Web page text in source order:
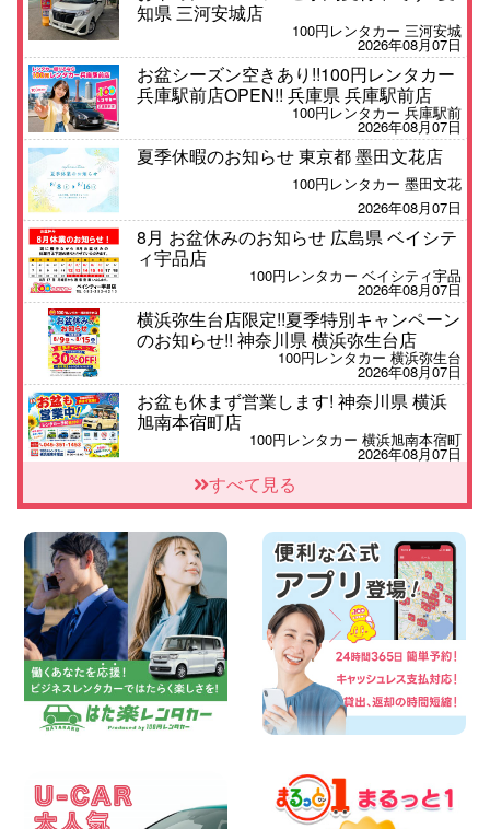
知県 三河安城店
100円レンタカー 三河安城
2026年08月07日
お盆シーズン空きあり!!100円レンタカー
兵庫駅前店OPEN!! 兵庫県 兵庫駅前店
100円レンタカー 兵庫駅前
2026年08月07日
夏季休暇のお知らせ 東京都 墨田文花店
100円レンタカー 墨田文花
2026年08月07日
8月 お盆休みのお知らせ 広島県 ベイシテ
ィ宇品店
100円レンタカー ベイシティ宇品
2026年08月07日
横浜弥生台店限定!!夏季特別キャンペーン
のお知らせ!! 神奈川県 横浜弥生台店
100円レンタカー 横浜弥生台
2026年08月07日
お盆も休まず営業します! 神奈川県 横浜
旭南本宿町店
100円レンタカー 横浜旭南本宿町
2026年08月07日
お引越しに便利で最適!(禁煙車両) 香川県
坂出川津店
2026年08月07日
【カーシェアのレンタカーが2台になりま
した!】 岐阜県 各務原那加店
100円レンタカー 各務原那加
2026年08月06日
空き有ります!!コンパクトSUV 軽 ミニバ
ン 軽トラ 車種多数!!関東圏必見♪ 東京都
町田根岸店
100円レンタカー 町田根岸
2026年08月06日
100円レンタカー 四日市インター
2026年08月06日
すべて見る